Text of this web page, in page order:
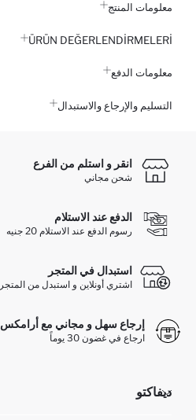
معلومات المنتج
ÜRÜN DEĞERLENDİRMELERİ
معلومات الدفع
التسليم والإرجاع والاستبدال
انقر و استلم من الفرع
شحن مجاني
الدفع عند الاستلام
رسوم الدفع عند الاستلام 20 جنيه
استبدال في المتجر
اشتري أونلاين و استبدل من المتجر
إرجاع سهل و مجاني مع أرامكس
ارجاع في غضون 30 يوماً
ديفاكتو